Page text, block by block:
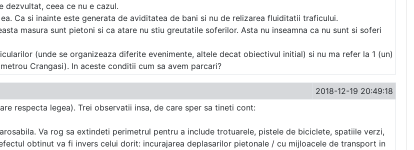
ceea ce nu e cazul.
Ca si inainte este generata de aviditatea de bani si nu de relizarea fluiditatii traficului.
masura sunt pietoni si ca atare nu stiu greutatile soferilor. Asta nu inseamna ca nu sunt si soferi
(unde se organizeaza diferite evenimente, altele decat obiectivul initial) si nu ma refer la 1 (un)
Crangasi). In aceste conditii cum sa avem parcari?
2018-12-19 20:49:18
respecta legea). Trei observatii insa, de care sper sa tineti cont:
Va rog sa extindeti perimetrul pentru a include trotuarele, pistele de biciclete, spatiile verzi,
obtinut va fi invers celui dorit: incurajarea deplasarilor pietonale / cu mijloacele de transport in